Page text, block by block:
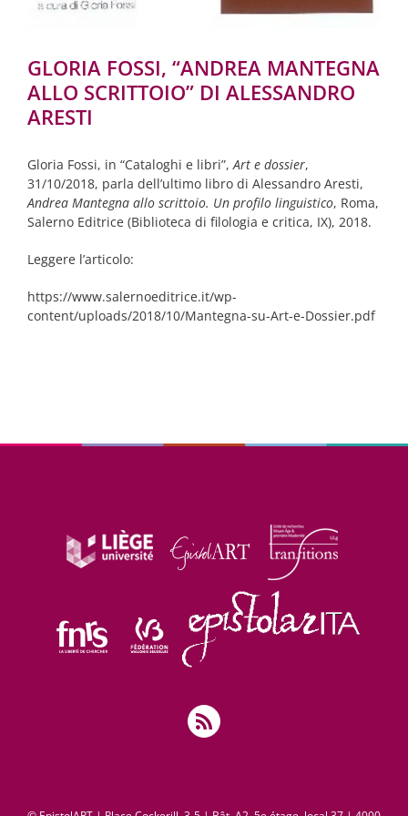
GLORIA FOSSI, “ANDREA MANTEGNA
ALLO SCRITTOIO” DI ALESSANDRO
ARESTI
Gloria Fossi, in “Cataloghi e libri”, Art e dossier,
31/10/2018, parla dell’ultimo libro di Alessandro Aresti,
Andrea Mantegna allo scrittoio. Un profilo linguistico, Roma,
Salerno Editrice (Biblioteca di filologia e critica, IX), 2018.
Leggere l’articolo:
https://www.salernoeditrice.it/wp-
content/uploads/2018/10/Mantegna-su-Art-e-Dossier.pdf